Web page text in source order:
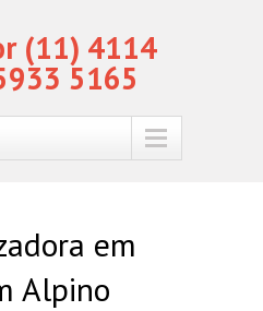
(11) 4114
5165
em
Alpino